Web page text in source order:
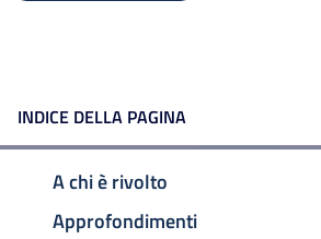
INDICE DELLA PAGINA
A chi è rivolto
Approfondimenti